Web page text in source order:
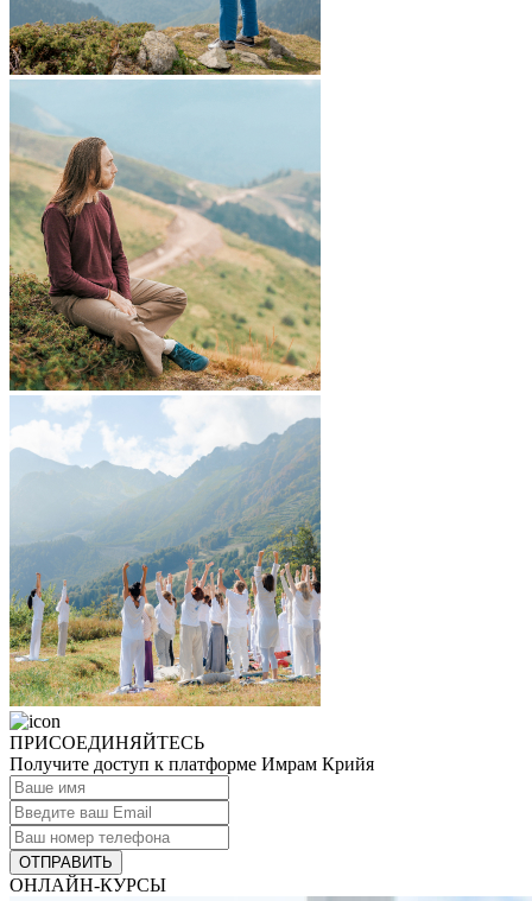
ПРИСОЕДИНЯЙТЕСЬ
Получите доступ к платформе Имрам Крийя
ОТПРАВИТЬ
ОНЛАЙН-КУРСЫ